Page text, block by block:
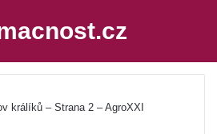
králíků – Strana 2 – AgroXXI